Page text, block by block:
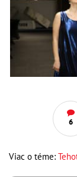
6
Viac o téme: